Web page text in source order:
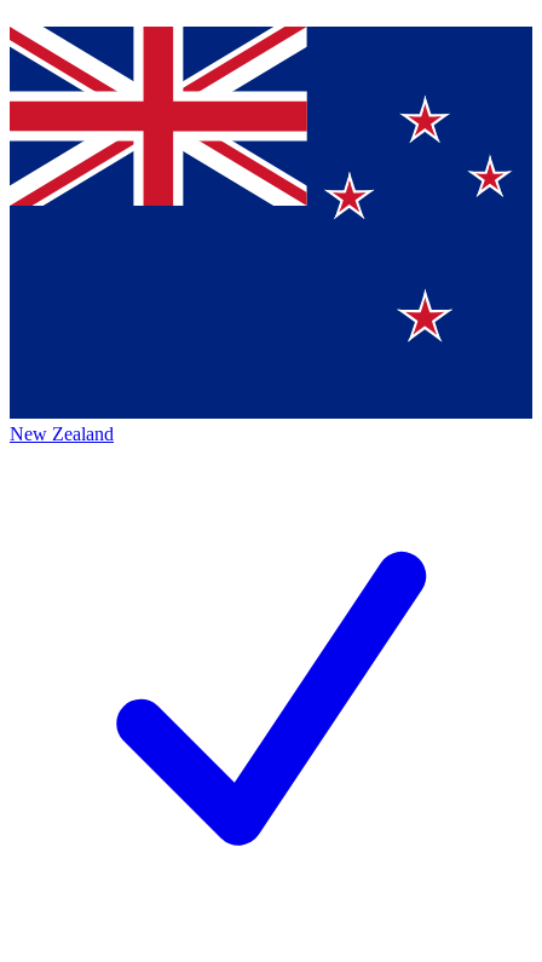
New Zealand